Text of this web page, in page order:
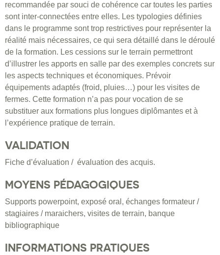
recommandée par souci de cohérence car toutes les parties
sont inter-connectées entre elles. Les typologies définies
dans le programme sont trop restrictives pour représenter la
réalité mais nécessaires, ce qui sera détaillé dans le déroulé
de la formation. Les cessions sur le terrain permettront
d’illustrer les apports en salle par des exemples concrets sur
les aspects techniques et économiques. Prévoir
équipements adaptés (froid, pluies…) pour les visites de
fermes. Cette formation n’a pas pour vocation de se
substituer aux formations plus longues diplômantes et à
l’expérience pratique de terrain.
VALIDATION
Fiche d’évaluation / évaluation des acquis.
MOYENS PÉDAGOGIQUES
Supports powerpoint, exposé oral, échanges formateur /
stagiaires / maraichers, visites de terrain, banque
bibliographique
INFORMATIONS PRATIQUES